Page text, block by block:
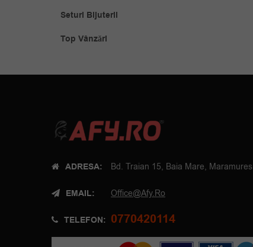
Seturi Bijuterii
Top Vânzări
ADRESA: Bd. Traian 15, Baia Mare, Maramures
EMAIL: Office@afy.ro
TELEFON: 0770420114